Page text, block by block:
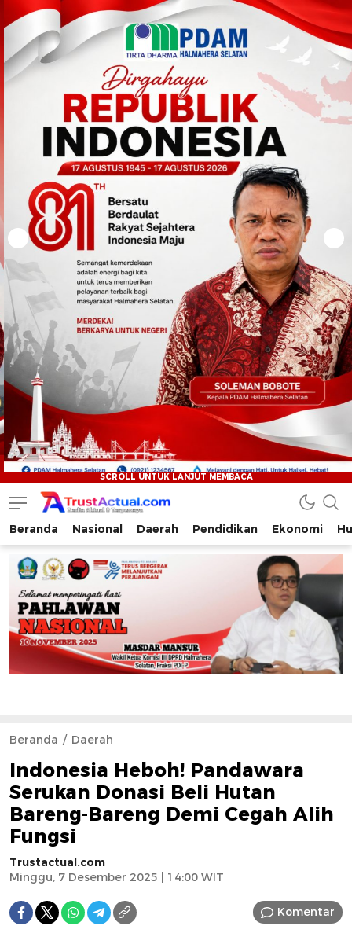
Trustactual.com
Aktual dan Terpercaya
Beranda Nasional Daerah Pendidikan Ekonomi
Beranda Daerah
Indonesia Heboh! Pandawara
Serukan Donasi Beli Hutan
Bareng-Bareng Demi Cegah Alih
Fungsi
Trustactual.com
Minggu, 7 Desember 2025 | 14:00 WIT
Komentar